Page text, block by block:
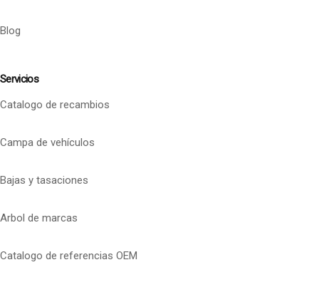
Blog
Servicios
Catalogo de recambios
Campa de vehículos
Bajas y tasaciones
Arbol de marcas
Catalogo de referencias OEM